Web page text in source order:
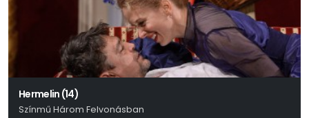
Hermelin (14)
Színmű Három Felvonásban